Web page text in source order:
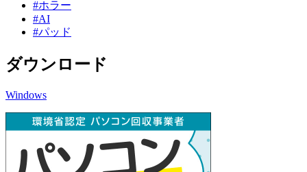
#ホラー
#AI
#パッド
ダウンロード
Windows